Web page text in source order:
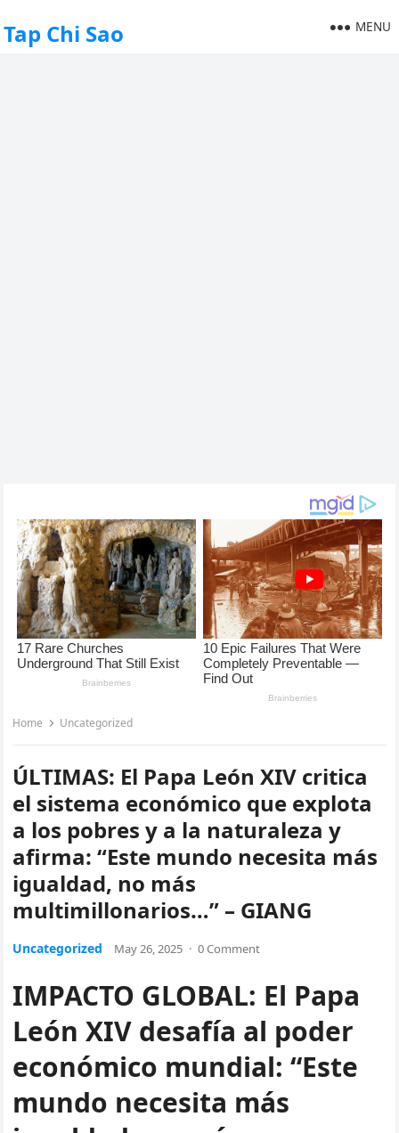
Tap Chi Sao MENU
Home Uncategorized
ÚLTIMAS: El Papa León XIV critica
el sistema económico que explota
a los pobres y a la naturaleza y
afirma: “Este mundo necesita más
igualdad, no más
multimillonarios…” – GIANG
Uncategorized May 26, 2025 · 0 Comment
IMPACTO GLOBAL: El Papa
León XIV desafía al poder
económico mundial: “Este
mundo necesita más